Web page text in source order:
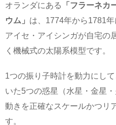
オランダにある
「フラーネカ
ウム」 は、1774年から1781
アイセ・アイシンガが自宅の
く機械式の太陽系模型です。
1つの振り子時計を動力にし
いた5つの惑星（水星・金星
動きを正確なスケールかつリ
す。